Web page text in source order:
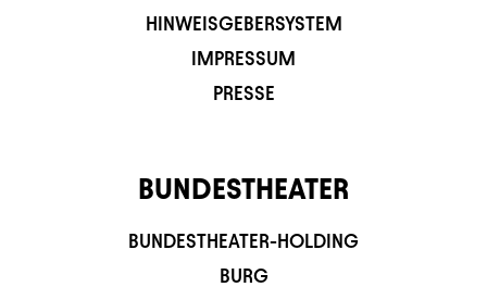
HINWEISGEBERSYSTEM
IMPRESSUM
PRESSE
BUNDESTHEATER
BUNDESTHEATER-HOLDING
BURG